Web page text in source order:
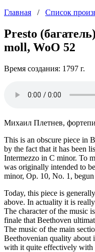
Главная / Список
Presto
moll, WoO 52
Время создания: 1797 г.
Михаил Плетнев,
This is an obscure piece in
by the fact that it has been
Intermezzo in C minor. To
was originally intended to
minor, Op. 10, No. 1,
Today, this piece is
above. In actuality it is
The character of the music
finale that Beethoven
The music of the main
Beethovenian quality about
with it quite effectively with